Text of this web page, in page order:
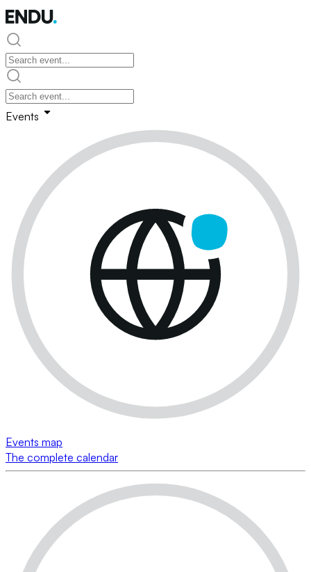
Events
Events map
The complete calendar